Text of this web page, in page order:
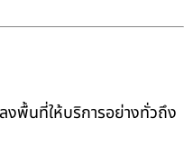
งพื้นที่ให้บริการอย่างทั่วถึง